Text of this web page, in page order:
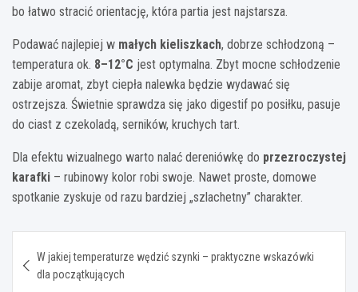
bo łatwo stracić orientację, która partia jest najstarsza.
Podawać najlepiej w małych kieliszkach, dobrze schłodzoną –
temperatura ok. 8–12°C jest optymalna. Zbyt mocne schłodzenie
zabije aromat, zbyt ciepła nalewka będzie wydawać się
ostrzejsza. Świetnie sprawdza się jako digestif po posiłku, pasuje
do ciast z czekoladą, serników, kruchych tart.
Dla efektu wizualnego warto nalać dereniówkę do przezroczystej
karafki – rubinowy kolor robi swoje. Nawet proste, domowe
spotkanie zyskuje od razu bardziej „szlachetny” charakter.
wpisu
W jakiej temperaturze wędzić szynki – praktyczne wskazówki
dla początkujących